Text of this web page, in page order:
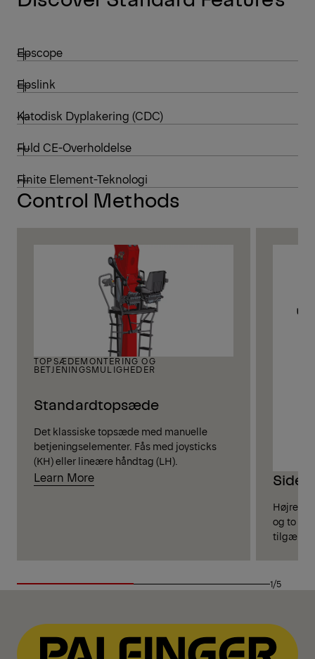
Epscope
Epslink
Katodisk Dyplakering (CDC)
Fuld CE-Overholdelse
Finite Element-Teknologi
Control Methods
TOPSÆDEMONTERING OG
BETJENINGSMULIGHEDER
Standardtopsæde
Det klassiske topsæde med manuelle
betjeningselementer. Fås med joysticks
(KH) eller lineære håndtag (LH).
Learn More
Højre/
og to
1/5